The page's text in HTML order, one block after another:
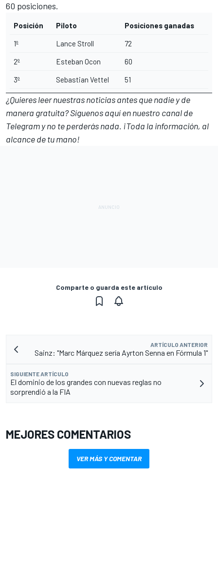
60 posiciones.
Posición Piloto Posiciones ganadas
1º Lance Stroll 72
2º Esteban Ocon 60
3º Sebastian Vettel 51
¿Quieres leer nuestras noticias antes que nadie y de
manera gratuita? Síguenosaquí en nuestro canal de
Telegramy no te perderás nada. ¡Toda la información, al
alcance de tu mano!
Comparte o guarda este artículo
ARTÍCULO ANTERIOR
Sainz: "Marc Márquez sería Ayrton Senna en Fórmula 1"
SIGUIENTE ARTÍCULO
El dominio de los grandes con nuevas reglas no
sorprendió a la FIA
MEJORES COMENTARIOS
VER MÁS Y COMENTAR